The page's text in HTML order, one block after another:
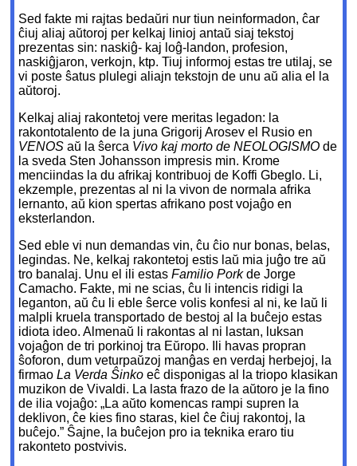
Sed fakte mi rajtas bedaŭri nur tiun neinformadon, ĉar
ĉiuj aliaj aŭtoroj per kelkaj linioj antaŭ siaj tekstoj
prezentas sin: naskiĝ- kaj loĝ-landon, profesion,
naskiĝjaron, verkojn, ktp. Tiuj informoj estas tre utilaj, se
vi poste ŝatus plulegi aliajn tekstojn de unu aŭ alia el la
aŭtoroj.
Kelkaj aliaj rakontetoj vere meritas legadon: la
rakontotalento de la juna Grigorij Arosev el Rusio en
VENOS aŭ la ŝerca Vivo kaj morto de NEOLOGISMO de
la sveda Sten Johansson impresis min. Krome
menciindas la du afrikaj kontribuoj de Koffi Gbeglo. Li,
ekzemple, prezentas al ni la vivon de normala afrika
lernanto, aŭ kion spertas afrikano post vojaĝo en
eksterlandon.
Sed eble vi nun demandas vin, ĉu ĉio nur bonas, belas,
legindas. Ne, kelkaj rakontetoj estis laŭ mia juĝo tre aŭ
tro banalaj. Unu el ili estasFamilio Porkde Jorge
Camacho. Fakte, mi ne scias, ĉu li intencis ridigi la
leganton, aŭ ĉu li eble ŝerce volis konfesi al ni, ke laŭ li
malpli kruela transportado de bestoj al la buĉejo estas
idiota ideo. Almenaŭ li rakontas al ni lastan, luksan
vojaĝon de tri porkinoj tra Eŭropo. Ili havas propran
ŝoforon, dum veturpaŭzoj manĝas en verdaj herbejoj, la
firmaoLa Verda Ŝinko eĉ disponigas al la triopo klasikan
muzikon de Vivaldi. La lasta frazo de la aŭtoro je la fino
de ilia vojaĝo: „La aŭto komencas rampi supren la
deklivon, ĉe kies fino staras, kiel ĉe ĉiuj rakontoj, la
buĉejo.” Ŝajne, la buĉejon pro ia teknika eraro tiu
rakonteto postvivis.